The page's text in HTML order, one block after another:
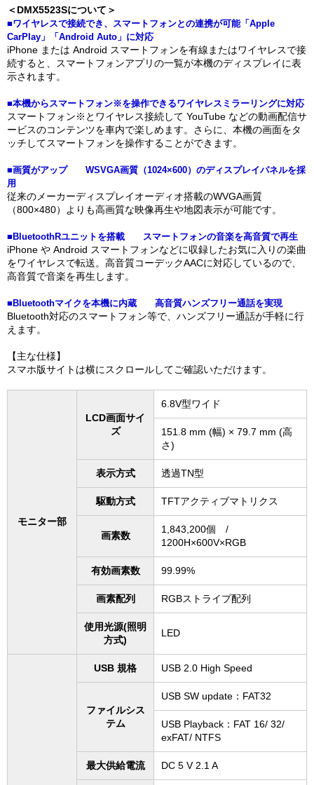
＜DMX5523Sについて＞
■ワイヤレスで接続でき、スマートフォンとの連携が可能「Apple
CarPlay」「Android Auto」に対応
iPhone または Android スマートフォンを有線またはワイヤレスで接
続すると、スマートフォンアプリの一覧が本機のディスプレイに表
示されます。
■本機からスマートフォン※を操作できるワイヤレスミラーリングに対応
スマートフォン※とワイヤレス接続して YouTube などの動画配信サ
ービスのコンテンツを車内で楽しめます。さらに、本機の画面をタ
ッチしてスマートフォンを操作することができます。
■画質がアップ WSVGA画質（1024×600）のディスプレイパネルを採
用
従来のメーカーディスプレイオーディオ搭載のWVGA画質
（800×480）よりも高画質な映像再生や地図表示が可能です。
■BluetoothRユニットを搭載 スマートフォンの音楽を高音質で再生
iPhone や Android スマートフォンなどに収録したお気に入りの楽曲
をワイヤレスで転送。高音質コーデックAACに対応しているので、
高音質で音楽を再生します。
■Bluetoothマイクを本機に内蔵 高音質ハンズフリー通話を実現
Bluetooth対応のスマートフォン等で、ハンズフリー通話が手軽に行
えます。
【主な仕様】
スマホ版サイトは横にスクロールしてご確認いただけます。
モニター部
LCD画面サイ
ズ
6.8V型ワイド
151.8 mm (幅) × 79.7 mm (高
さ)
表示方式 透過TN型
駆動方式 TFTアクティブマトリクス
画素数
1,843,200個 /
1200H×600V×RGB
有効画素数 99.99%
画素配列 RGBストライプ配列
使用光源(照明
方式)
LED
USB 規格 USB 2.0 High Speed
ファイルシス
テム
USB SW update：FAT32
USB Playback：FAT 16/ 32/
exFAT/ NTFS
最大供給電流 DC 5 V 2.1 A